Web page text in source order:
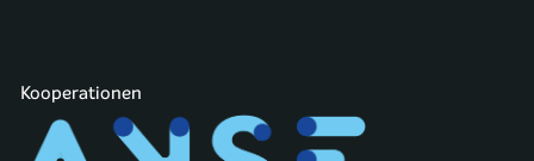
Kooperationen